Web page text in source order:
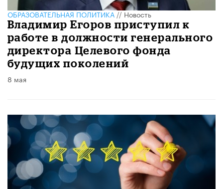
ОБРАЗОВАТЕЛЬНАЯ ПОЛИТИКА//Новость
Владимир Егоров приступил к
работе в должности генерального
директора Целевого фонда
будущих поколений
8 мая